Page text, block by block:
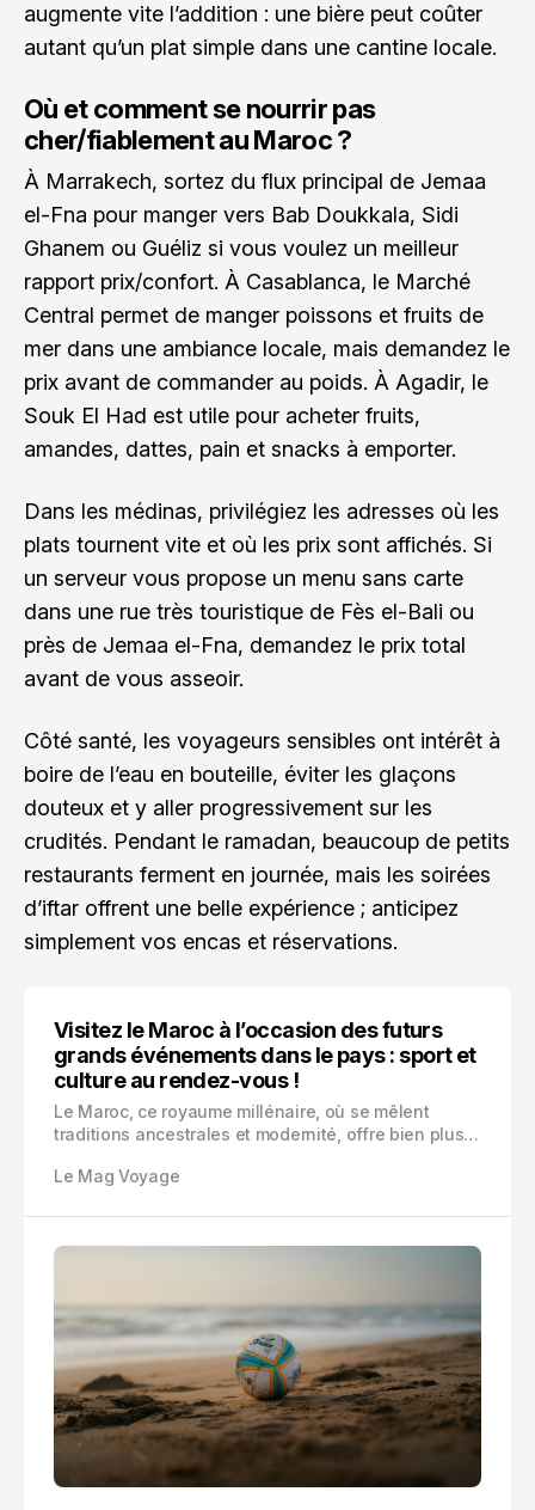
augmente vite l’addition : une bière peut coûter
autant qu’un plat simple dans une cantine locale.
Où et comment se nourrir pas
cher/fiablement au Maroc ?
À Marrakech, sortez du flux principal de Jemaa
el-Fna pour manger vers Bab Doukkala, Sidi
Ghanem ou Guéliz si vous voulez un meilleur
rapport prix/confort. À Casablanca, le Marché
Central permet de manger poissons et fruits de
mer dans une ambiance locale, mais demandez le
prix avant de commander au poids. À Agadir, le
Souk El Had est utile pour acheter fruits,
amandes, dattes, pain et snacks à emporter.
Dans les médinas, privilégiez les adresses où les
plats tournent vite et où les prix sont affichés. Si
un serveur vous propose un menu sans carte
dans une rue très touristique de Fès el-Bali ou
près de Jemaa el-Fna, demandez le prix total
avant de vous asseoir.
Côté santé, les voyageurs sensibles ont intérêt à
boire de l’eau en bouteille, éviter les glaçons
douteux et y aller progressivement sur les
crudités. Pendant le ramadan, beaucoup de petits
restaurants ferment en journée, mais les soirées
d’iftar offrent une belle expérience ; anticipez
simplement vos encas et réservations.
Visitez le Maroc à l’occasion des futurs
grands événements dans le pays : sport et
culture au rendez-vous !
Le Maroc, ce royaume millénaire, où se mêlent
traditions ancestrales et modernité, offre bien plus
désertiques emblématiques. Le pays se prépare à
mémorable.
Le Mag Voyage